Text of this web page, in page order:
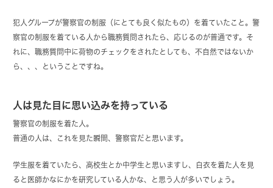
犯人グループが警察官の制服（にとても良く似たもの）を着ていたこと。警
察官の制服を着ている人から職務質問されたら、応じるのが普通です。そ
れに、職務質問中に荷物のチェックをされたとしても、不自然ではないか
ら、、、ということですね。
人は見た目に思い込みを持っている
警察官の制服を着た人。
普通の人は、これを見た瞬間、警察官だと思います。
学生服を着ていたら、高校生とか中学生と思いますし、白衣を着た人を見
ると医師かなにかを研究している人かな、と思う人が多いでしょう。